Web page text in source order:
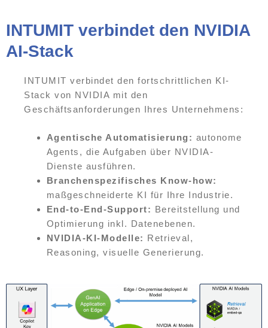
INTUMIT verbindet den NVIDIA
AI-Stack
INTUMIT verbindet den fortschrittlichen KI-
Stack von NVIDIA mit den
Geschäftsanforderungen Ihres Unternehmens:
Agentische Automatisierung: autonome
Agents, die Aufgaben über NVIDIA-
Dienste ausführen.
Branchenspezifisches Know-how:
maßgeschneiderte KI für Ihre Industrie.
End-to-End-Support: Bereitstellung und
Optimierung inkl. Datenebenen.
NVIDIA-KI-Modelle: Retrieval,
Reasoning, visuelle Generierung.